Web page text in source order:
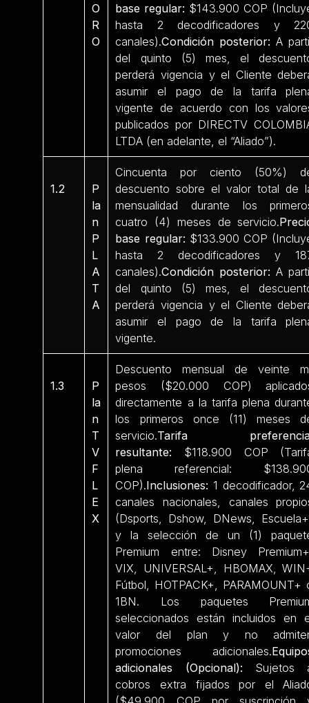
O
R
O
base regular: $143.900 COP
hasta 2 decodificadores y
canales).Condición posterior:A
del quinto (5) mes, el
perderá vigencia y el Cliente
asumir el pago de la tarifa
vigente de acuerdo con los
publicados por DIRECTV
LTDA (en adelante, el “Aliado”).
1.2
P
la
n
P
L
A
T
A
Cincuenta por ciento (50%)
descuento sobre el valor total de
mensualidad durante los
cuatro (4) meses de servicio.
base regular: $133.900 COP
hasta 2 decodificadores y
canales).Condición posterior:A
del quinto (5) mes, el
perderá vigencia y el Cliente
asumir el pago de la tarifa
vigente.
1.3
P
la
n
T
V
F
L
E
X
Descuento mensual de veinte
pesos ($20.000 COP)
directamente a la tarifa plena
los primeros once (11) meses
servicio.Tarifa
resultante: $118.900 COP
plena referencial:
COP).Inclusiones: 1 decodificador,
canales nacionales, canales
(Dsports, Dshow, DNews,
y la selección de un (1)
Premium entre: Disney
VIX, UNIVERSAL+, HBOMAX,
Fútbol, HOTPACK+, PARAMOUNT+
1BN. Los paquetes
seleccionados están incluidos en
valor del plan y no
promociones adicionales.
adicionales (Opcional): Sujetos
cobros extra fijados por el